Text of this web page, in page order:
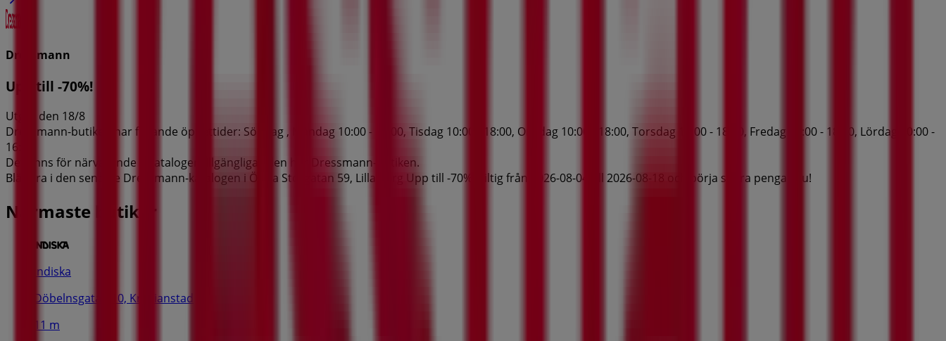
Dressmann
Upp till -70%!
Utgår den 18/8
Dressmann-butiken har följande öppettider: Söndag , Måndag 10:00 - 18:00, Tisdag 10:00 - 18:00, Onsdag 10:00 - 18:00, Torsdag 10:00 - 18:00, Fredag 10:00 - 18:00, Lördag 10:00 -
16:00.
Det finns för närvarande 1 kataloger tillgängliga i den här Dressmann-butiken.
Bläddra i den senaste Dressmann-katalogen i Östra Storgatan 59, Lilla Torg Upp till -70%! giltig från 2026-08-04 till 2026-08-18 och börja spara pengar nu!
Närmaste butiker
Indiska
Döbelnsgatan 10, Kristianstad
11 m